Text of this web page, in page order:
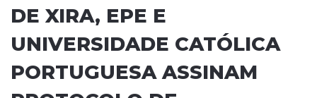
DE XIRA, EPE E
UNIVERSIDADE CATÓLICA
PORTUGUESA ASSINAM